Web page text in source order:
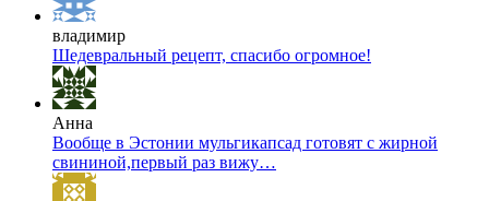
владимир
Шедевральный рецепт, спасибо огромное!
Анна
Вообще в Эстонии мульгикапсад готовят с жирной
свининой,первый раз вижу…